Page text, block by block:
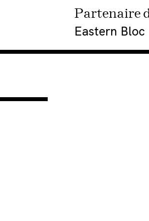
Partenaire
Eastern Bloc